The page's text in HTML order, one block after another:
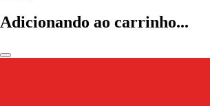
Adicionando ao carrinho...